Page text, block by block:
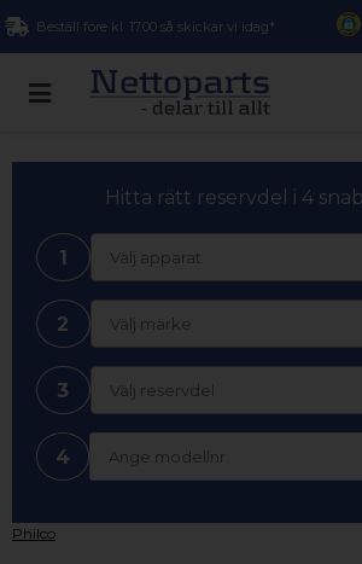
Beställ före kl. 17.00 så skickar vi idag*
Hitta rätt reservdel i 4
1 Välj apparat
2 Välj märke
3 Välj reservdel
4
Philco